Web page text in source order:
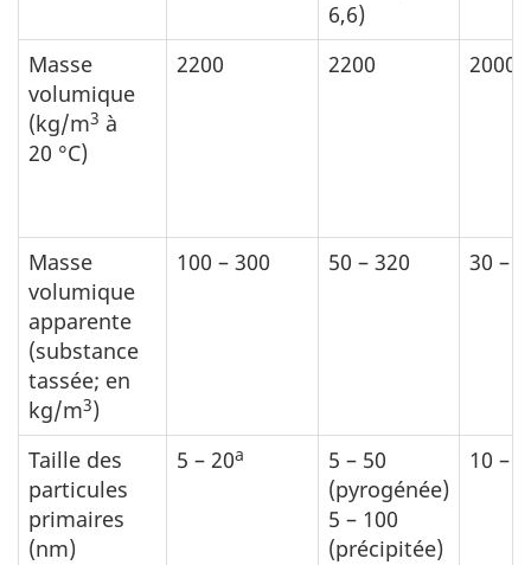
6,6)
Masse
volumique
(kg/m3 à
20 °C)
2200 2200 2000
Masse
volumique
apparente
(substance
tassée; en
kg/m3)
100 – 300 50 – 320 30 –
Taille des
particules
primaires
(nm)
5 – 20a
5 – 50
(pyrogénée)
5 – 100
(précipitée)
10 –